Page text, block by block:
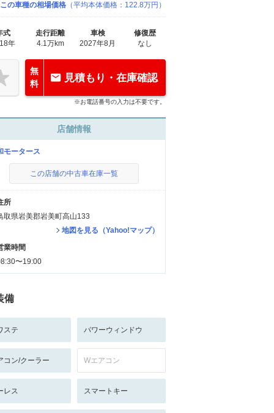
この車種の相場価格 （平均本体価格：122.8万円）
式
年
走行距離
4.1万km
車検
2027年8月
修復歴
なし
無
料
見積もり・在庫確認
※お電話番号の入力は不要です。
店舗情報
モータース
この店舗の中古車在庫一覧
所
取県岩美郡岩美町高山133
地図を見る（Yahoo!マップ）
業時間
〜19:00
備
ステ パワーウィンドウ
コン/クーラー Wエアコン
レス スマートキー